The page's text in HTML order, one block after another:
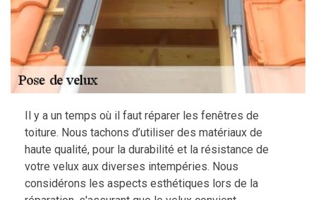
Il y a un temps où il faut réparer les fenêtres de
toiture. Nous tachons d’utiliser des matériaux de
haute qualité, pour la durabilité et la résistance de
votre velux aux diverses intempéries. Nous
considérons les aspects esthétiques lors de la